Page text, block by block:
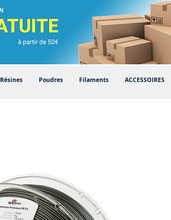
Résines Poudres Filaments ACCESSOIRES